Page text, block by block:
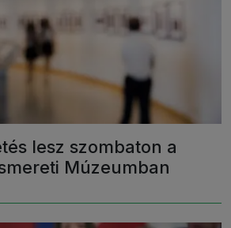
lesz szombaton a
Múzeumban